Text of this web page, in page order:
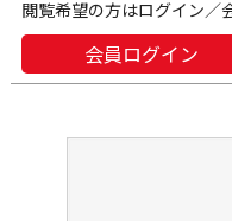
閲覧希望の方はログイン／
会員ログイン